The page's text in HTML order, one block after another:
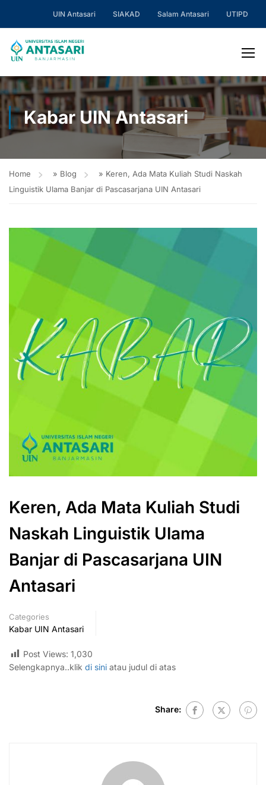
UIN Antasari SIAKAD Salam Antasari UTIPD
Kabar UIN Antasari
Home » Blog » Keren, Ada Mata Kuliah Studi Naskah
Linguistik Ulama Banjar di Pascasarjana UIN Antasari
Keren, Ada Mata Kuliah Studi
Naskah Linguistik Ulama
Banjar di Pascasarjana UIN
Antasari
Categories
Kabar UIN Antasari
Post Views: 1,030
Selengkapnya..klik di sini atau judul di atas
Share: